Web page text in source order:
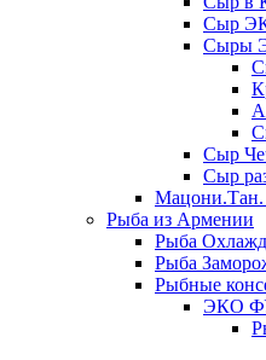
Сыр
Сыры
Сыр
Сыр
Мацони.Тан.
Рыба из Армении
Рыба
Рыба
Рыбные
ЭКО